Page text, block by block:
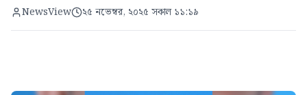
NewsView ২৫ নভেম্বর, ২০২৫ সকাল ১১:১৯